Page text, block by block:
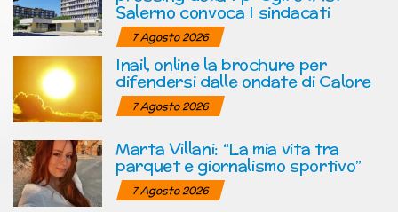
Salerno convoca I sindacati
7 Agosto 2026
Inail, online la brochure per
difendersi dalle ondate di Calore
7 Agosto 2026
Marta Villani: “La mia vita tra
parquet e giornalismo sportivo”
7 Agosto 2026